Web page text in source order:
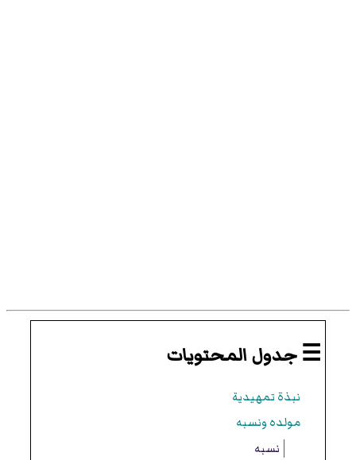
☰ جدول المحتويات
نبذة تمهيدية
مولده ونسبه
نسبه